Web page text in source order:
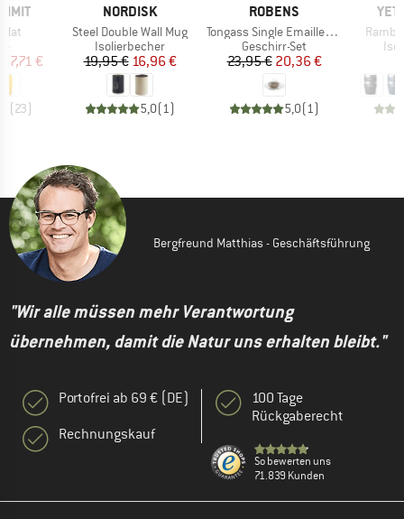
Preis
97,71 €
(23)
MARKE
NORDISK
Artikel
Steel Double Wall Mug
Produktgruppe
Isolierbecher
Preis
19,95 €reduzierter Preis
16,96 €
5,0( 1)
MARKE
ROBENS
Artikel
Tongass Single Emaille-Set
Produktgruppe
Geschirr-Set
Preis
23,95 € reduzierter Preis
20,36 €
5,0( 1)
Artikel
Bergfreund Matthias - Geschäftsführung
"Wir alle müssen mehr Verantwortung
übernehmen, damit die Natur uns erhalten bleibt."
Portofrei ab 69 € (DE)
Rechnungskauf
100 Tage
Rückgaberecht
So bewerten uns
71.839 Kunden